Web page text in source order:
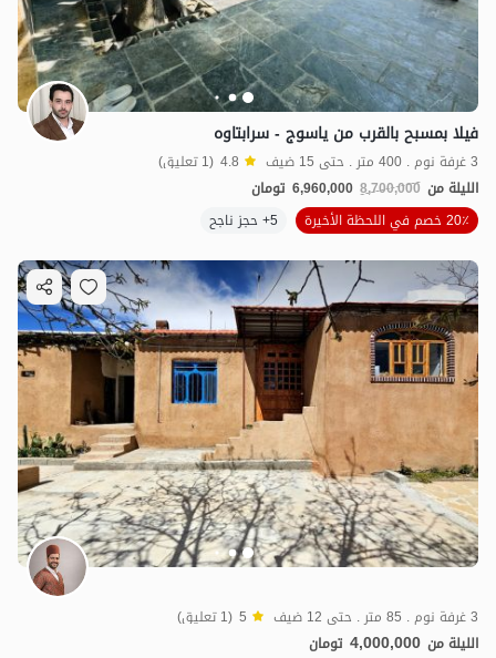
فيلا بمسبح بالقرب من ياسوج - سرابتاوه
3 غرفة نوم . 400 متر . حتى 15 ضيف 4.8 (1 تعليق)
الليلة من 8,700,000
6,960,000 تومان
20٪ خصم في اللحظة الأخيرة
5+ حجز ناجح
3 غرفة نوم . 85 متر . حتى 12 ضيف 5 (1 تعليق)
الليلة من 4,000,000 تومان